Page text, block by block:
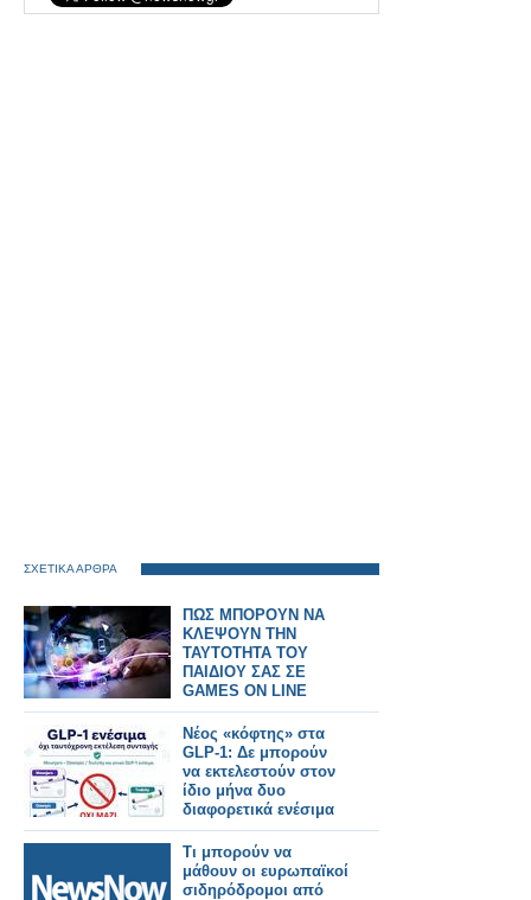
ΣΧΕΤΙΚΑ ΑΡΘΡΑ
ΠΩΣ ΜΠΟΡΟΥΝ ΝΑ
ΚΛΕΨΟΥΝ ΤΗΝ
ΤΑΥΤΟΤΗΤΑ ΤΟΥ
ΠΑΙΔΙΟΥ ΣΑΣ ΣΕ
GAMES ON LINE
Νέος «κόφτης» στα
GLP-1: Δε μπορούν
να εκτελεστούν στον
ίδιο μήνα δυο
διαφορετικά ενέσιμα
Τι μπορούν να
μάθουν οι ευρωπαϊκοί
σιδηρόδρομοι από